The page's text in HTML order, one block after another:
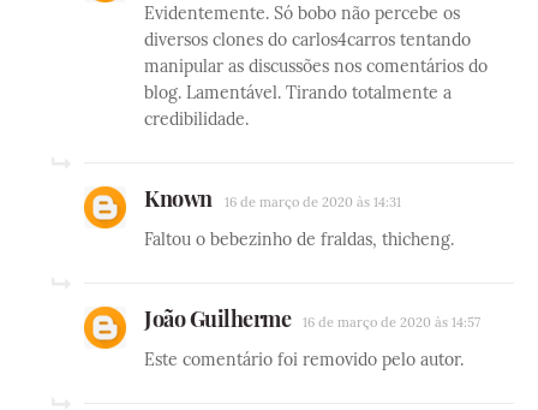
Evidentemente. Só bobo não percebe os
diversos clones do carlos4carros tentando
manipular as discussões nos comentários do
blog. Lamentável. Tirando totalmente a
credibilidade.
Known 16 de março de 2020 às 14:31
Faltou o bebezinho de fraldas, thicheng.
João Guilherme 16 de março de 2020 às 14:57
Este comentário foi removido pelo autor.